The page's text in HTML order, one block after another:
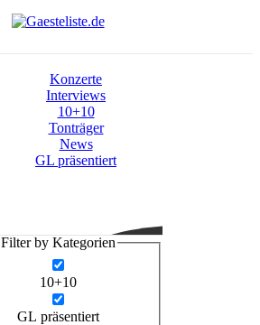
Konzerte
Interviews
10+10
Tonträger
News
GL präsentiert
Filter by Kategorien
10+10
GL präsentiert